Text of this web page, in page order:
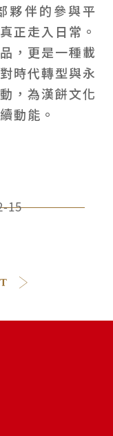
夥伴的參與平
正走入日常。
，更是一種載
時代轉型與永
，為漢餅文化
動能。
15